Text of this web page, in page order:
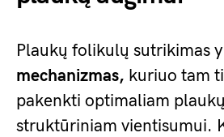
Plaukų folikulų sutrikimas
mechanizmas, kuriuo tam
pakenkti optimaliam
struktūriniam vientisumui.